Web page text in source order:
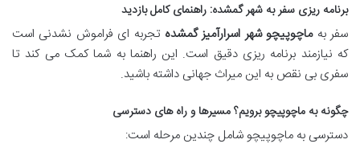
برنامه ریزی سفر به شهر گمشده: راهنمای کامل بازدید
سفر بهماچوپیچو شهر اسرارآمیز گمشده تجربه ای فراموش نشدنی است
که نیازمند برنامه ریزی دقیق است. این راهنما به شما کمک می کند تا
سفری بی نقص به این میراث جهانی داشته باشید.
چگونه به ماچوپیچو برویم؟ مسیرها و راه های دسترسی
دسترسی به ماچوپیچو شامل چندین مرحله است: